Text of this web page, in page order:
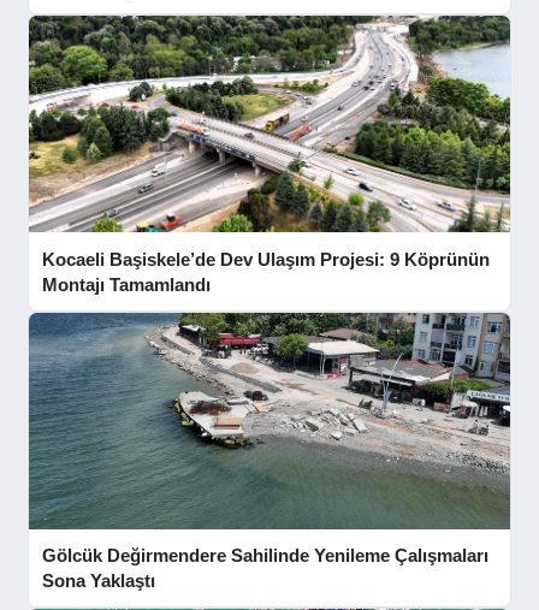
Kocaeli Başiskele’de Dev Ulaşım Projesi: 9 Köprünün
Montajı Tamamlandı
Gölcük Değirmendere Sahilinde Yenileme Çalışmaları
Sona Yaklaştı